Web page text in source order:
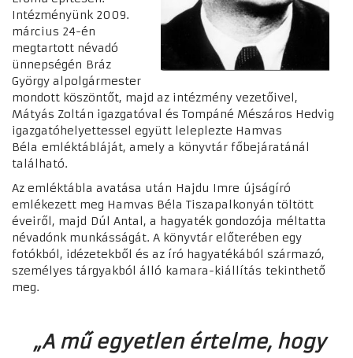
Intézményünk 2009.
március 24-én
megtartott névadó
ünnepségén Bráz
György alpolgármester
mondott köszöntőt, majd az intézmény vezetőivel,
Mátyás Zoltán igazgatóval és Tompáné Mészáros Hedvig
igazgatóhelyettessel együtt leleplezte Hamvas
Béla emléktábláját, amely a könyvtár főbejáratánál
található.
Az emléktábla avatása után Hajdu Imre újságíró
emlékezett meg Hamvas Béla Tiszapalkonyán töltött
éveiről, majd Dúl Antal, a hagyaték gondozója méltatta
névadónk munkásságát. A könyvtár előterében egy
fotókból, idézetekből és az író hagyatékából származó,
személyes tárgyakból álló kamara-kiállítás tekinthető
meg.
„A mű egyetlen értelme, hogy